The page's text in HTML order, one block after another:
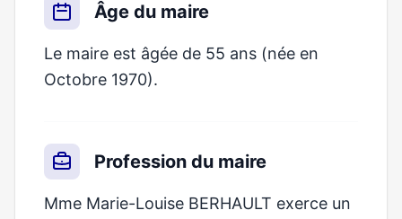
Âge du maire
Le maire est âgée de 55 ans (née en
Octobre 1970).
Profession du maire
Mme Marie-Louise BERHAULT exerce un